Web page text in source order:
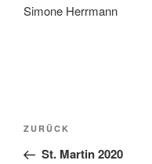
Simone Herrmann
Beitragsnavigation
Vorheriger
Beitrag
ZURÜCK
St. Martin 2020